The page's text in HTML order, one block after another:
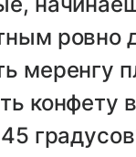
ровно
меренгу